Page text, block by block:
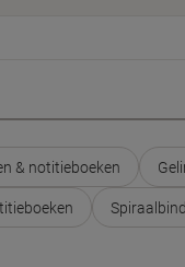
& notitieboeken